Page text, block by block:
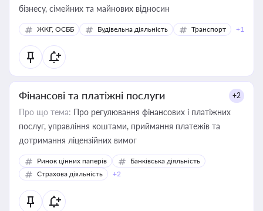
бізнесу, сімейних та майнових відносин
ЖКГ, ОСББ Будівельна діяльність Транспорт +1
Фінансові та платіжні послуги +2
Про що тема: Про регулювання фінансових і платіжних
послуг, управління коштами, приймання платежів та
дотримання ліцензійних вимог
Ринок цінних паперів
Банківська діяльність
Страхова діяльність
+2